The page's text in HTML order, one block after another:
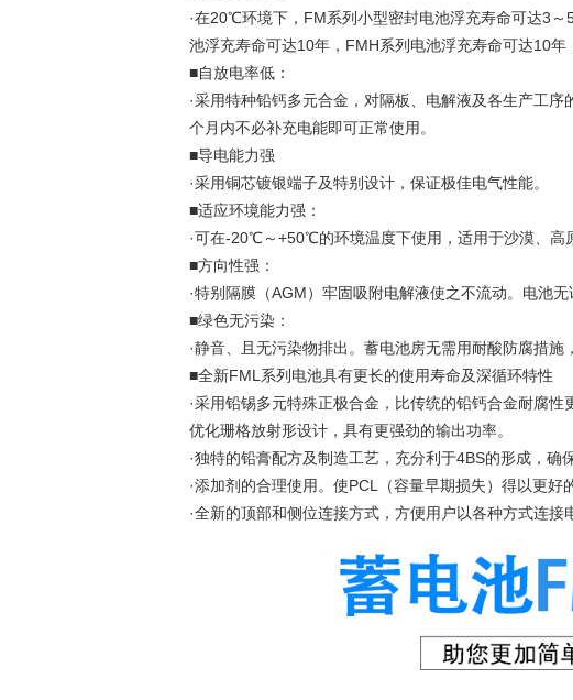
·在20℃环境下，FM系列小型密封电池浮充寿命可达3
池浮充寿命可达10年，FMH系列电池浮充寿命可达10年
■自放电率低：
·采用特种铅钙多元合金，对隔板、电解液及各生产工
个月内不必补充电能即可正常使用。
■导电能力强
·采用铜芯镀银端子及特别设计，保证极佳电气性能。
■适应环境能力强：
·可在-20℃～+50℃的环境温度下使用，适用于沙漠、高
■方向性强：
·特别隔膜（AGM）牢固吸附电解液使之不流动。电池
■绿色无污染：
·静音、且无污染物排出。蓄电池房无需用耐酸防腐措施
■全新FML系列电池具有更长的使用寿命及深循环特性
·采用铅锡多元特殊正极合金，比传统的铅钙合金耐腐性
优化珊格放射形设计，具有更强劲的输出功率。
·独特的铅膏配方及制造工艺，充分利于4BS的形成，确
·添加剂的合理使用。使PCL（容量早期损失）得以更好
·全新的顶部和侧位连接方式，方便用户以各种方式连